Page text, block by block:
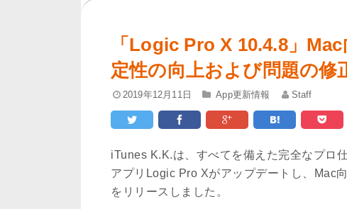
「Logic Pro X 10.4.8」
定性の向上および問題の修
2019年12月11日 App更新情報 Staff
iTunes K.K.は、すべてを備えた完全なプロ
アプリLogic Pro Xがアップデートし、Mac
をリリースしました。